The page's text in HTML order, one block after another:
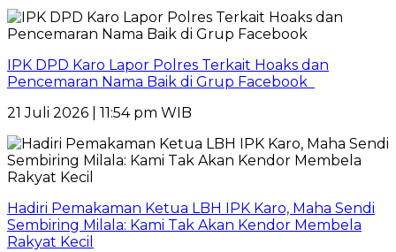
IPK DPD Karo Lapor Polres Terkait Hoaks dan
Pencemaran Nama Baik di Grup Facebook
21 Juli 2026 | 11:54 pm WIB
Hadiri Pemakaman Ketua LBH IPK Karo, Maha Sendi
Sembiring Milala: Kami Tak Akan Kendor Membela
Rakyat Kecil